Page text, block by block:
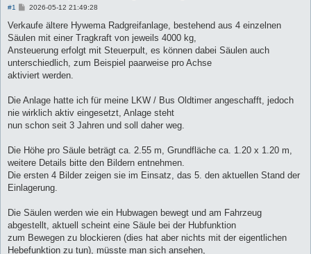
#1
B
i
r
a
2026-05-12 21:49:28
Verkaufe ältere Hywema Radgreifanlage, bestehend aus 4 einzelnen
Säulen mit einer Tragkraft von jeweils 4000 kg,
Ansteuerung erfolgt mit Steuerpult, es können dabei Säulen auch
unterschiedlich, zum Beispiel paarweise pro Achse
aktiviert werden.
Die Anlage hatte ich für meine LKW / Bus Oldtimer angeschafft, jedoch
nie wirklich aktiv eingesetzt, Anlage steht
nun schon seit 3 Jahren und soll daher weg.
Die Höhe pro Säule beträgt ca. 2.55 m, Grundfläche ca. 1.20 x 1.20 m,
weitere Details bitte den Bildern entnehmen.
Die ersten 4 Bilder zeigen sie im Einsatz, das 5. den aktuellen Stand der
Einlagerung.
Die Säulen werden wie ein Hubwagen bewegt und am Fahrzeug
abgestellt, aktuell scheint eine Säule bei der Hubfunktion
zum Bewegen zu blockieren (dies hat aber nichts mit der eigentlichen
Hebefunktion zu tun), müsste man sich ansehen,